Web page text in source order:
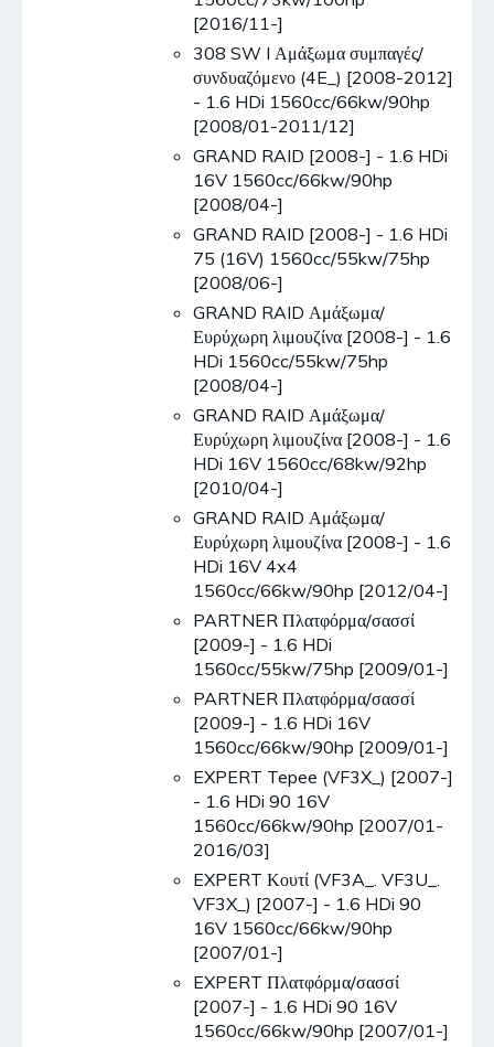
[2016/11-]
308 SW I Αμάξωμα συμπαγές/
συνδυαζόμενο (4E_) [2008-2012]
- 1.6 HDi 1560cc/66kw/90hp
[2008/01-2011/12]
GRAND RAID [2008-] - 1.6 HDi
16V 1560cc/66kw/90hp
[2008/04-]
GRAND RAID [2008-] - 1.6 HDi
75 (16V) 1560cc/55kw/75hp
[2008/06-]
GRAND RAID Αμάξωμα/
Ευρύχωρη λιμουζίνα [2008-] - 1.6
HDi 1560cc/55kw/75hp
[2008/04-]
GRAND RAID Αμάξωμα/
Ευρύχωρη λιμουζίνα [2008-] - 1.6
HDi 16V 1560cc/68kw/92hp
[2010/04-]
GRAND RAID Αμάξωμα/
Ευρύχωρη λιμουζίνα [2008-] - 1.6
HDi 16V 4x4
1560cc/66kw/90hp [2012/04-]
PARTNER Πλατφόρμα/σασσί
[2009-] - 1.6 HDi
1560cc/55kw/75hp [2009/01-]
PARTNER Πλατφόρμα/σασσί
[2009-] - 1.6 HDi 16V
1560cc/66kw/90hp [2009/01-]
EXPERT Tepee (VF3X_) [2007-]
- 1.6 HDi 90 16V
1560cc/66kw/90hp [2007/01-
2016/03]
EXPERT Κουτί (VF3A_. VF3U_.
VF3X_) [2007-] - 1.6 HDi 90
16V 1560cc/66kw/90hp
[2007/01-]
EXPERT Πλατφόρμα/σασσί
[2007-] - 1.6 HDi 90 16V
1560cc/66kw/90hp [2007/01-]